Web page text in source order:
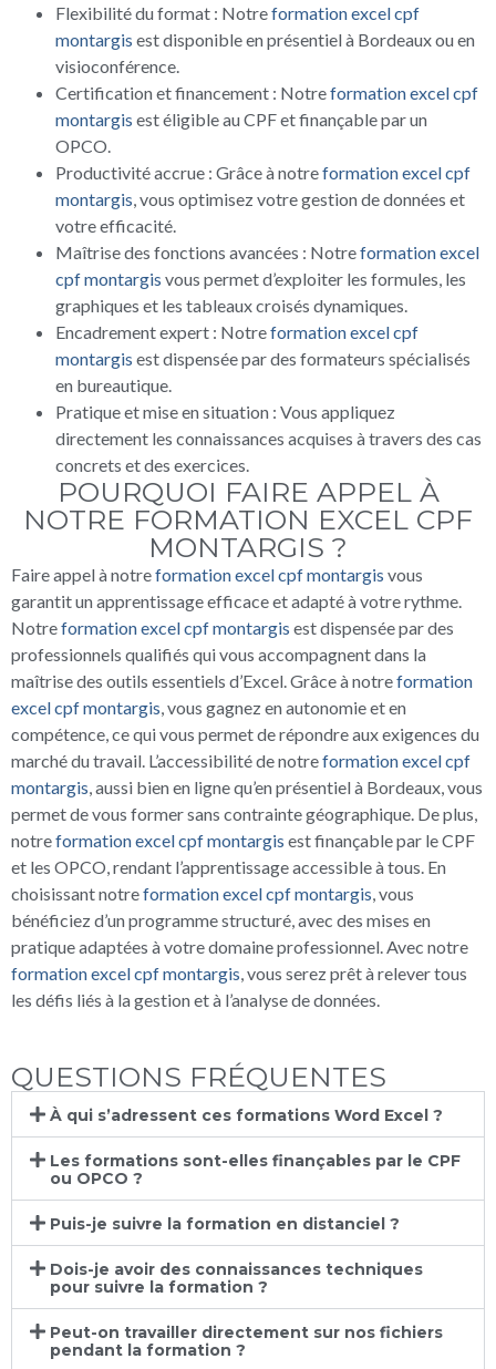
Flexibilité du format : Notreformation excel cpf
montargis est disponible en présentiel à Bordeaux ou en
visioconférence.
Certification et financement : Notreformation excel cpf
montargis est éligible au CPF et finançable par un
OPCO.
Productivité accrue : Grâce à notreformation excel cpf
montargis, vous optimisez votre gestion de données et
votre efficacité.
Maîtrise des fonctions avancées : Notreformation excel
cpf montargis vous permet d’exploiter les formules, les
graphiques et les tableaux croisés dynamiques.
Encadrement expert : Notreformation excel cpf
montargis est dispensée par des formateurs spécialisés
en bureautique.
Pratique et mise en situation : Vous appliquez
directement les connaissances acquises à travers des cas
concrets et des exercices.
POURQUOI FAIRE APPEL À
NOTRE FORMATION EXCEL CPF
MONTARGIS ?
Faire appel à notreformation excel cpf montargis vous
garantit un apprentissage efficace et adapté à votre rythme.
Notreformation excel cpf montargis est dispensée par des
professionnels qualifiés qui vous accompagnent dans la
maîtrise des outils essentiels d’Excel. Grâce à notreformation
excel cpf montargis, vous gagnez en autonomie et en
compétence, ce qui vous permet de répondre aux exigences du
marché du travail. L’accessibilité de notreformation excel cpf
montargis, aussi bien en ligne qu’en présentiel à Bordeaux, vous
permet de vous former sans contrainte géographique. De plus,
notreformation excel cpf montargis est finançable par le CPF
et les OPCO, rendant l’apprentissage accessible à tous. En
choisissant notreformation excel cpf montargis, vous
bénéficiez d’un programme structuré, avec des mises en
pratique adaptées à votre domaine professionnel. Avec notre
formation excel cpf montargis, vous serez prêt à relever tous
les défis liés à la gestion et à l’analyse de données.
QUESTIONS FRÉQUENTES
À qui s’adressent ces formations Word Excel ?
Les formations sont-elles finançables par le CPF
ou OPCO ?
Puis-je suivre la formation en distanciel ?
Dois-je avoir des connaissances techniques
pour suivre la formation ?
Peut-on travailler directement sur nos fichiers
pendant la formation ?